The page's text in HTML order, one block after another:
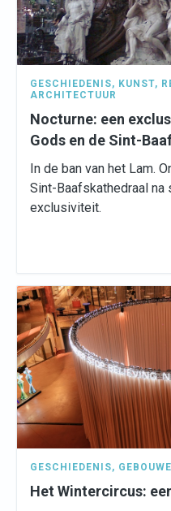
GESCHIEDENIS, KUNST,
ARCHITECTUUR
Nocturne: een
Gods en de Sint-
In de ban van het Lam.
Sint-Baafskathedraal
exclusiviteit.
GESCHIEDENIS,
Het Wintercircus: